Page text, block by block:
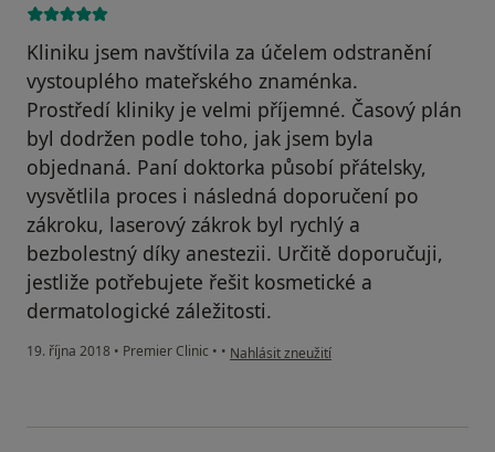
Kliniku jsem navštívila za účelem odstranění
vystouplého mateřského znaménka.
Prostředí kliniky je velmi příjemné. Časový plán
byl dodržen podle toho, jak jsem byla
objednaná. Paní doktorka působí přátelsky,
vysvětlila proces i následná doporučení po
zákroku, laserový zákrok byl rychlý a
bezbolestný díky anestezii. Určitě doporučuji,
jestliže potřebujete řešit kosmetické a
dermatologické záležitosti.
19. října 2018 • Premier Clinic • • podle názoru uživatele Váš účet byl
Nahlásit zneužití